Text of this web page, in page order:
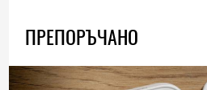
ПРЕПОРЪЧАНО